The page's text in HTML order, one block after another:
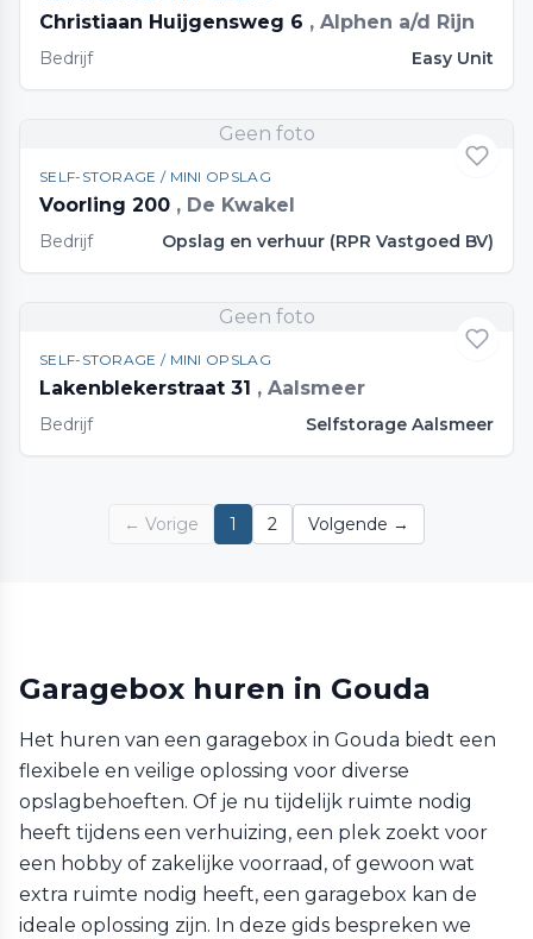
Christiaan Huijgensweg 6 , Alphen a/d Rijn
Bedrijf Easy Unit
Geen foto
SELF-STORAGE / MINI OPSLAG
Voorling 200 , De Kwakel
Bedrijf Opslag en verhuur (RPR Vastgoed BV)
Geen foto
SELF-STORAGE / MINI OPSLAG
Lakenblekerstraat 31 , Aalsmeer
Bedrijf Selfstorage Aalsmeer
← Vorige 1 2 Volgende →
Garagebox huren in Gouda
Het huren van een garagebox in Gouda biedt een
flexibele en veilige oplossing voor diverse
opslagbehoeften. Of je nu tijdelijk ruimte nodig
heeft tijdens een verhuizing, een plek zoekt voor
een hobby of zakelijke voorraad, of gewoon wat
extra ruimte nodig heeft, een garagebox kan de
ideale oplossing zijn. In deze gids bespreken we